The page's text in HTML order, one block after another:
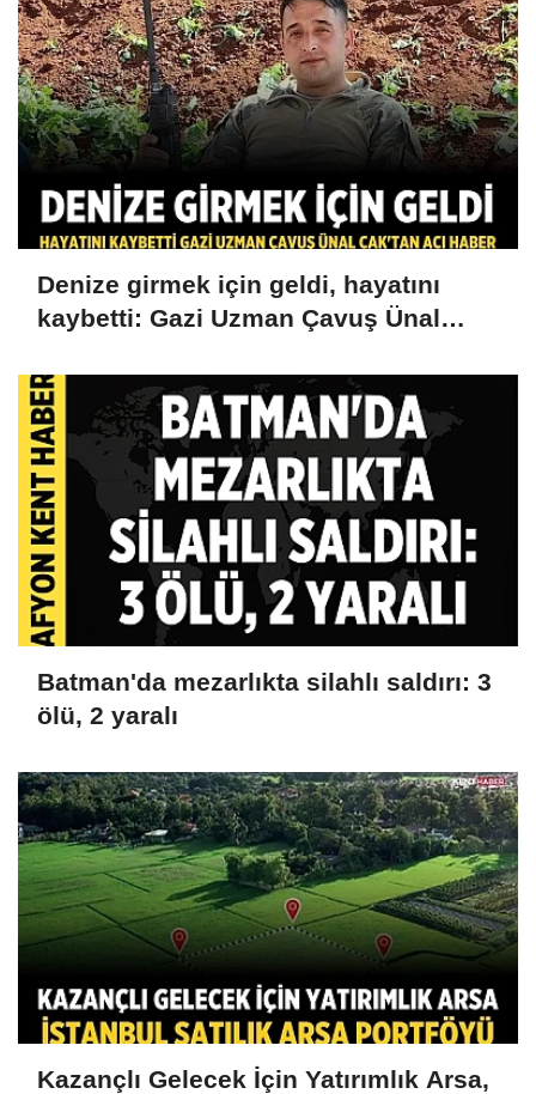
Denize girmek için geldi, hayatını
kaybetti: Gazi Uzman Çavuş Ünal
Batman'da mezarlıkta silahlı saldırı: 3
ölü, 2 yaralı
Kazançlı Gelecek İçin Yatırımlık Arsa,